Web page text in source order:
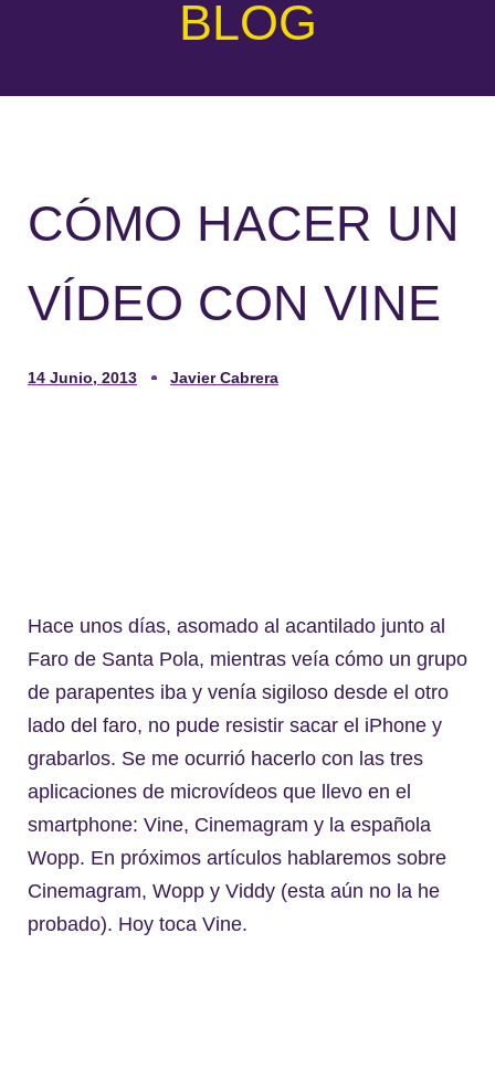
BLOG
CÓMO HACER UN
VÍDEO CON VINE
14 Junio, 2013 Javier Cabrera
Hace unos días, asomado al acantilado junto al
Faro de Santa Pola, mientras veía cómo un grupo
de parapentes iba y venía sigiloso desde el otro
lado del faro, no pude resistir sacar el iPhone y
grabarlos. Se me ocurrió hacerlo con las tres
aplicaciones de microvídeos que llevo en el
smartphone: Vine, Cinemagram y la española
Wopp. En próximos artículos hablaremos sobre
Cinemagram, Wopp y Viddy (esta aún no la he
probado). Hoy toca Vine.